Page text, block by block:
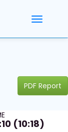
Toggle
PDF Report
(10:18)